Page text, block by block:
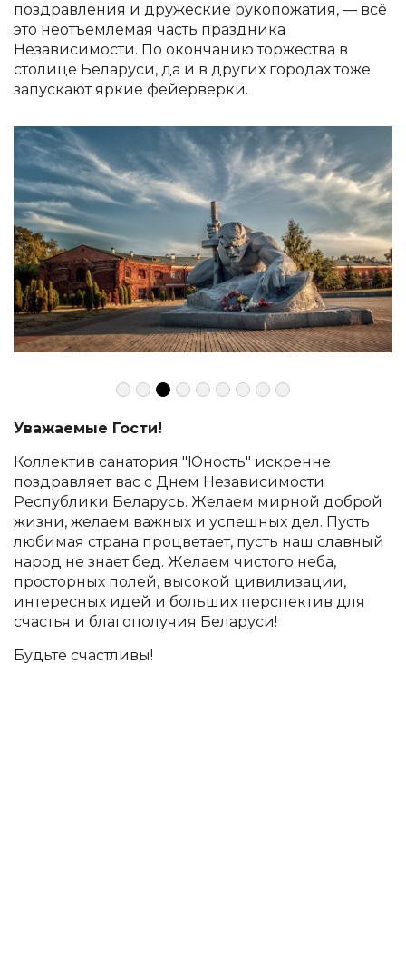
поздравления и дружеские рукопожатия, — всё
это неотъемлемая часть праздника
Независимости. По окончанию торжества в
столице Беларуси, да и в других городах тоже
запускают яркие фейерверки.
Уважаемые Гости!
Коллектив санатория "Юность" искренне
поздравляет вас с Днем Независимости
Республики Беларусь. Желаем мирной доброй
жизни, желаем важных и успешных дел. Пусть
любимая страна процветает, пусть наш славный
народ не знает бед. Желаем чистого неба,
просторных полей, высокой цивилизации,
интересных идей и больших перспектив для
счастья и благополучия Беларуси!
Будьте счастливы!